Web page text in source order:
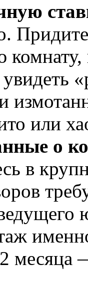
комнату,
увидеть
или
о
в